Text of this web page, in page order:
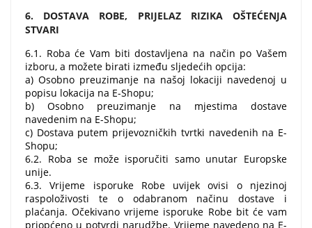
6. DOSTAVA ROBE, PRIJELAZ RIZIKA OŠTEĆENJA
STVARI
6.1. Roba će Vam biti dostavljena na način po Vašem
izboru, a možete birati između sljedećih opcija:
a) Osobno preuzimanje na našoj lokaciji navedenoj u
popisu lokacija na E-Shopu;
b) Osobno preuzimanje na mjestima dostave
navedenim na E-Shopu;
c) Dostava putem prijevozničkih tvrtki navedenih na E-
Shopu;
6.2. Roba se može isporučiti samo unutar Europske
unije.
6.3. Vrijeme isporuke Robe uvijek ovisi o njezinoj
raspoloživosti te o odabranom načinu dostave i
plaćanja. Očekivano vrijeme isporuke Robe bit će vam
priopćeno u potvrdi narudžbe. Vrijeme navedeno na E-